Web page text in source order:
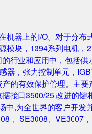
器上的I/O。对于分
模块，1394系列电机，
行业和应用中，包括
器，张力控制单元，
的有效保护管理。主
接口3500/25 改进的
,为全世界的客户开
、SE3008、VE3007